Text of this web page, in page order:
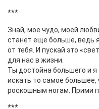
***
Знай, мое чудо, моей
станет еще больше, ведь
от тебя. И пускай это
для нас в жизни.
Ты достойна большего и я
искать то самое
роскошным ногам. Прими